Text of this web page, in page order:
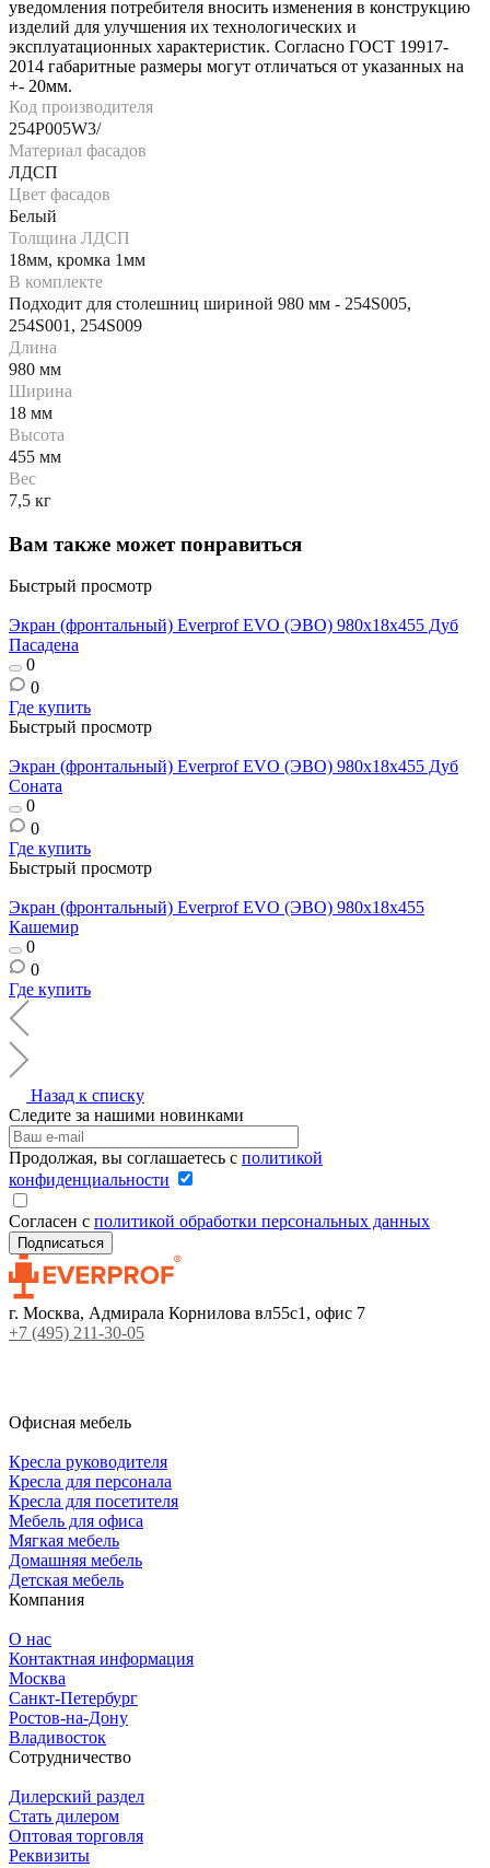
уведомления потребителя вносить изменения в конструкцию
изделий для улучшения их технологических и
эксплуатационных характеристик. Согласно ГОСТ 19917-
2014 габаритные размеры могут отличаться от указанных на
+- 20мм.
Код производителя
254P005W3/
Материал фасадов
ЛДСП
Цвет фасадов
Белый
Толщина ЛДСП
18мм, кромка 1мм
В комплекте
Подходит для столешниц шириной 980 мм - 254S005,
254S001, 254S009
Длина
980 мм
Ширина
18 мм
Высота
455 мм
Вес
7,5 кг
Вам также может понравиться
Быстрый просмотр
Экран (фронтальный) Everprof EVO (ЭВО) 980х18x455 Дуб
Пасадена
0
0
Где купить
Быстрый просмотр
Экран (фронтальный) Everprof EVO (ЭВО) 980х18x455 Дуб
Соната
0
0
Где купить
Быстрый просмотр
Экран (фронтальный) Everprof EVO (ЭВО) 980х18x455
Кашемир
0
0
Где купить
Назад к списку
Следите за нашими новинками
Продолжая, вы соглашаетесь с политикой
конфиденциальности
Согласен с политикой обработки персональных данных
г. Москва, Адмирала Корнилова вл55с1, офис 7
+7 (495) 211-30-05
Офисная мебель
Кресла руководителя
Кресла для персонала
Кресла для посетителя
Мебель для офиса
Мягкая мебель
Домашняя мебель
Детская мебель
Компания
О нас
Контактная информация
Москва
Санкт-Петербург
Ростов-на-Дону
Владивосток
Сотрудничество
Дилерский раздел
Стать дилером
Оптовая торговля
Реквизиты